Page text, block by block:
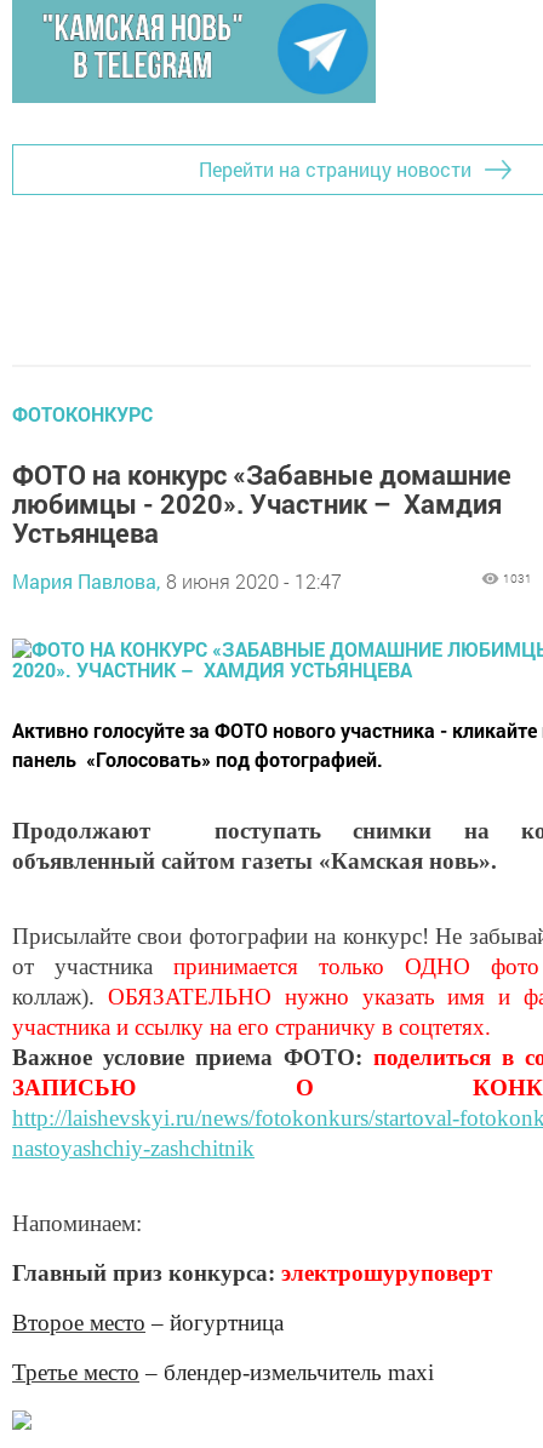
Перейти на страницу новости
ФОТОКОНКУРС
ФОТО на конкурс «Забавные домашние
любимцы - 2020». Участник – Хамдия
Устьянцева
Мария Павлова, 8 июня 2020 - 12:47 1031
Активно голосуйте за ФОТО нового участника - кликайте
панель «Голосовать» под фотографией.
Продолжают поступать снимки на
объявленный сайтом газеты «Камская новь».
Присылайте свои фотографии на конкурс! Не
от участника принимается только ОДНО
коллаж). ОБЯЗАТЕЛЬНО нужно указать имя и
участника и ссылку на его страничку в соцтетях.
Важное условие приема ФОТО: поделиться в
ЗАПИСЬЮ О
http://laishevskyi.ru/news/fotokonkurs/startoval-
nastoyashchiy-zashchitnik
Напоминаем:
Главный приз конкурса: электрошуруповерт
Второе место – йогуртница
Третье место – блендер-измельчитель maxi